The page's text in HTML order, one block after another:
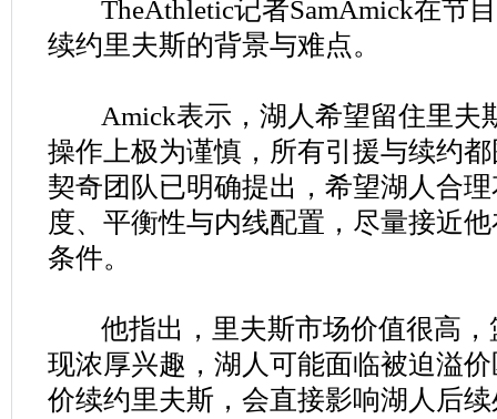
TheAthletic记者SamAmick在节
续约里夫斯的背景与难点。
Amick表示，湖人希望留住里夫
操作上极为谨慎，所有引援与续约
契奇团队已明确提出，希望湖人合
度、平衡性与内线配置，尽量接近
条件。
他指出，里夫斯市场价值很高，
现浓厚兴趣，湖人可能面临被迫溢
价续约里夫斯，会直接影响湖人后